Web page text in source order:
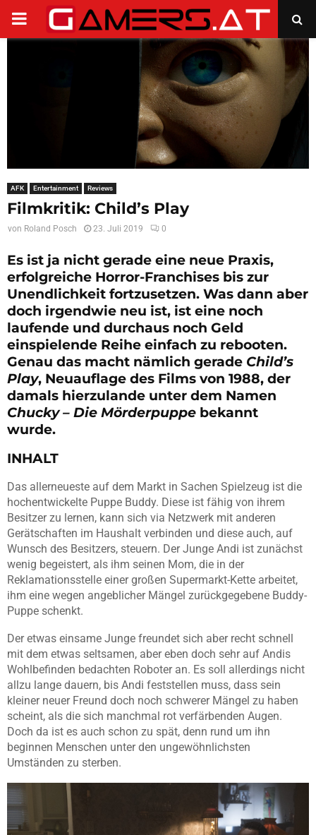
PRIMARY
AFK Entertainment Reviews
Filmkritik: Child’s Play
von Roland Posch 23. Juli 2019 0
Es ist ja nicht gerade eine neue Praxis,
erfolgreiche Horror-Franchises bis zur
Unendlichkeit fortzusetzen. Was dann aber
doch irgendwie neu ist, ist eine noch
laufende und durchaus noch Geld
einspielende Reihe einfach zu rebooten.
Genau das macht nämlich gerade Child’s
Play, Neuauflage des Films von 1988, der
damals hierzulande unter dem Namen
Chucky – Die Mörderpuppe bekannt
wurde.
INHALT
Das allerneueste auf dem Markt in Sachen Spielzeug ist die
hochentwickelte Puppe Buddy. Diese ist fähig von ihrem
Besitzer zu lernen, kann sich via Netzwerk mit anderen
Gerätschaften im Haushalt verbinden und diese auch, auf
Wunsch des Besitzers, steuern. Der Junge Andi ist zunächst
wenig begeistert, als ihm seinen Mom, die in der
Reklamationsstelle einer großen Supermarkt-Kette arbeitet,
ihm eine wegen angeblicher Mängel zurückgegebene Buddy-
Puppe schenkt.
Der etwas einsame Junge freundet sich aber recht schnell
mit dem etwas seltsamen, aber eben doch sehr auf Andis
Wohlbefinden bedachten Roboter an. Es soll allerdings nicht
allzu lange dauern, bis Andi feststellen muss, dass sein
kleiner neuer Freund doch noch schwerer Mängel zu haben
scheint, als die sich manchmal rot verfärbenden Augen.
Doch da ist es auch schon zu spät, denn rund um ihn
beginnen Menschen unter den ungewöhnlichsten
Umständen zu sterben.